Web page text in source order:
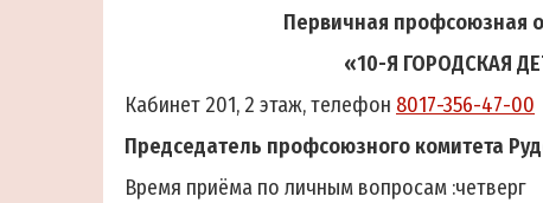
Первичная профсоюзная
«10-Я ГОРОДСКАЯ
Кабинет 201, 2 этаж, телефон 8017-356-47-00
Председатель профсоюзного комитета
Время приёма по личным вопросам :четверг